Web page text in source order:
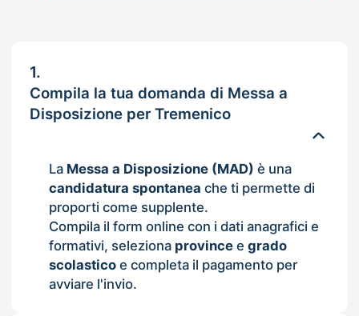
1.
Compila la tua domanda di Messa a
Disposizione per Tremenico
La Messa a Disposizione (MAD) è una
candidatura spontanea che ti permette di
proporti come supplente.
Compila il form online con i dati anagrafici e
formativi, seleziona provincee grado
scolasticoe completa il pagamento per
avviare l'invio.